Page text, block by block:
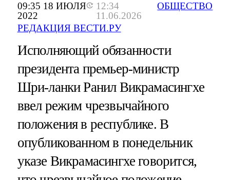
09:35 18 ИЮЛЯ
2022
12:34
11.06.2026
РЕДАКЦИЯ ВЕСТИ.РУ
ОБЩЕСТВО
Исполняющий обязанности
президента премьер-министр
Шри-ланки Ранил Викрамасингхе
ввел режим чрезвычайного
положения в республике. В
опубликованном в понедельник
указе Викрамасингхе говорится,